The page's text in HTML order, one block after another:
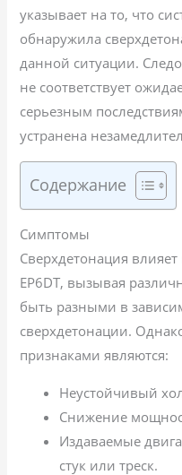
указывает на то, что
обнаружила
данной ситуации.
не соответствует
серьезным
устранена
Содержание
Симптомы
Сверхдетонация
EP6DT, вызывая
быть разными в
сверхдетонации.
признаками являются:
Неустойчивый
Снижение
Издаваемые
стук или треск.